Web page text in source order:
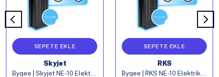
SEPETE EKLE
Skyjet
Byqee | Skyjet NE-10 Elektrikli Bisiklet Batarya
SEPETE EKLE
RKS
Byqee | RKS NE-10 Elektrikli Bisiklet Batarya